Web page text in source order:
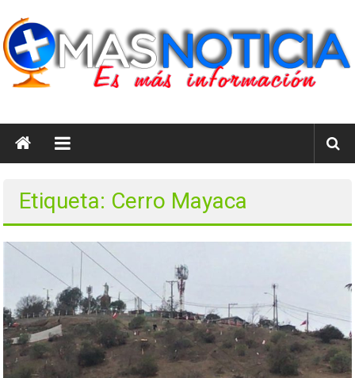
contenido
Es
Etiqueta: Cerro Mayaca